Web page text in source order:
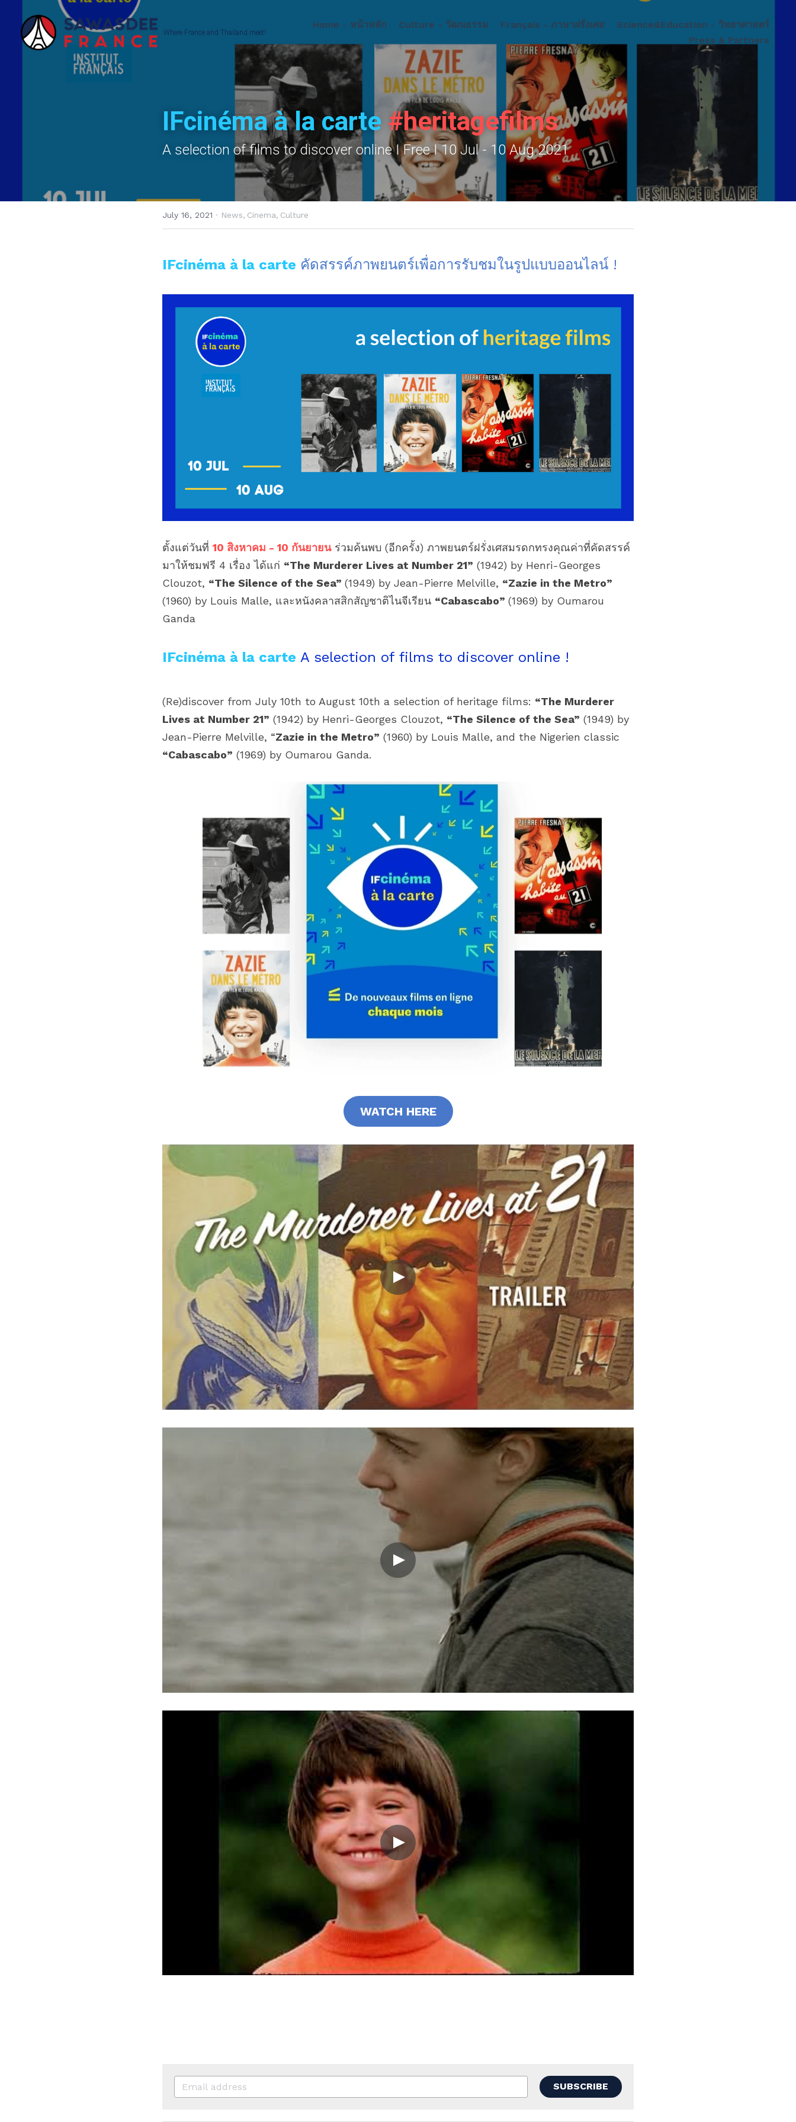
Where France and Thailand meet! Français - ภาษาฝรั่งเศส
IFcinéma à la carte #heritagefilms
A selection of films to discover online I Free I 10 Jul - 10 Aug 2021
July 16, 2021 · News, Cinema, Culture
IFcinéma à la carte คัดสรรค์ภาพยนตร์เพื่อการรับชมในรูปแบบออนไลน์ !
ตั้งแต่วันที่ 10 สิงหาคม - 10 กันยายน ร่วมค้นพบ (อีกครั้ง) ภาพยนตร์ฝรั่งเศสมรดกทรงคุณค่าที่คัดสรรค์
มาให้ชมฟรี 4 เรื่อง ได้แก่ “The Murderer Lives at Number 21” (1942) by Henri-Georges
Clouzot, “The Silence of the Sea” (1949) by Jean-Pierre Melville,
(1960) by Louis Malle, และหนังคลาสสิกสัญชาติไนจีเรียน “Cabascabo” (1969) by Oumarou
Ganda
IFcinéma à la carte A selection of films to discover online !
(Re)discover from July 10th to August 10th a selection of heritage films: “The Murderer
Lives at Number 21” (1942) by Henri-Georges Clouzot, “The Silence of the Sea” (1949) by
Jean-Pierre Melville, “Zazie in the Metro”
“Cabascabo” (1969) by Oumarou Ganda.
WATCH HERE
SUBSCRIBE